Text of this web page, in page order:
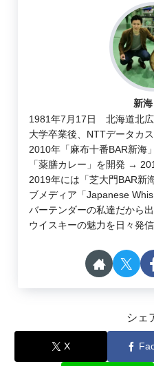
新
1981年7月17日 北海道北
大学卒業後、NTTデータカ
2010年「麻布十番BAR新海
「薬膳カレー」を開発 →
2019年には「芝大門BAR
ブメディア「Japanese
バーテンダーの私達だから
ウイスキーの魅力を日々発信
シェ
X